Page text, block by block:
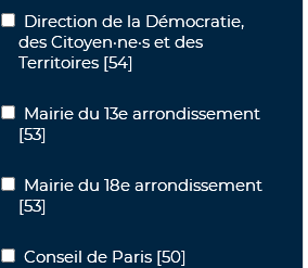
Direction de la Démocratie, des
Direction de la Démocratie,
des Citoyen·ne·s et des
Territoires [54]
Mairie du 13e arrondissement
Mairie du 13e arrondissement
[53]
Mairie du 18e arrondissement
Mairie du 18e arrondissement
[53]
Conseil de Paris
Conseil de Paris [50]